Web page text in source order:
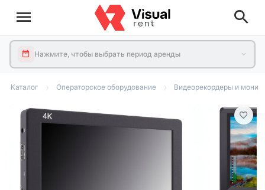
Нажмите, чтобы выбрать период аренды
Каталог Операторское оборудование Видеорекордеры и